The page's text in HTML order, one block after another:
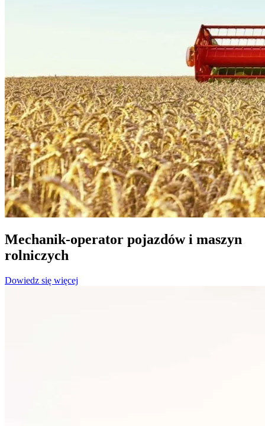
Mechanik-operator pojazdów i maszyn
rolniczych
Dowiedz się więcej